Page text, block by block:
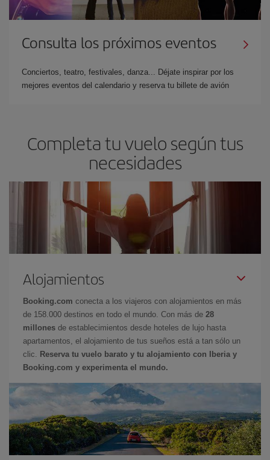
Consulta los próximos eventos
Conciertos, teatro, festivales, danza... Déjate inspirar por los
mejores eventos del calendario y reserva tu billete de avión
Completa tu vuelo según tus
necesidades
Alojamientos
Booking.com conecta a los viajeros con alojamientos en más
de 158.000 destinos en todo el mundo. Con más de 28
millones de establecimientos desde hoteles de lujo hasta
apartamentos, el alojamiento de tus sueños está a tan sólo un
clic.
Reserva tu vuelo barato y tu alojamiento con Iberia y
Booking.com y experimenta el mundo.